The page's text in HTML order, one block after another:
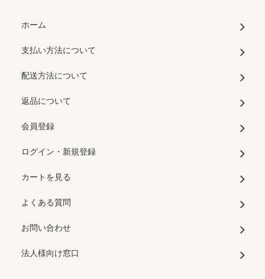
ホーム
支払い方法について
配送方法について
返品について
会員登録
ログイン・新規登録
カートを見る
よくある質問
お問い合わせ
法人様向け窓口